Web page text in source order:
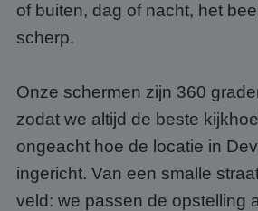
of buiten, dag of nacht, het
scherp.
Onze schermen zijn 360
zodat we altijd de beste
ongeacht hoe de locatie in
ingericht. Van een smalle
veld: we passen de opstelling